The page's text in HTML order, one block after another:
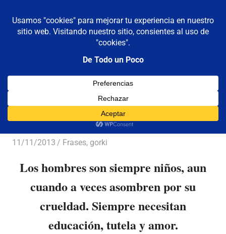
contenido
De todo un poco
Reflexiones,
Viajes
MENÚ
De Gorki
11/11/2013 Luis Castellanos
Frases, gorki
Los hombres son siempre niños, aun
cuando a veces asombren por su
crueldad. Siempre necesitan
educación, tutela y amor.